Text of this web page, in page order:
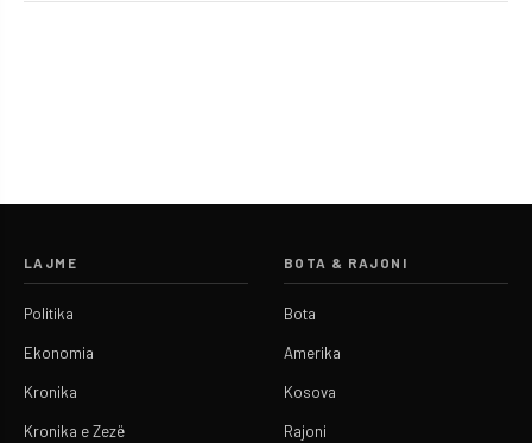
LAJME
Politika
Ekonomia
Kronika
Kronika e Zezë
BOTA & RAJONI
Bota
Amerika
Kosova
Rajoni